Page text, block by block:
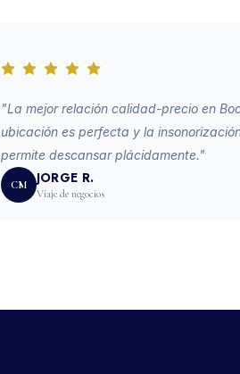
"La mejor relación calidad-precio en
ubicación es perfecta y la
permite descansar plácidamente."
CM JORGE R.
Viaje de negocios